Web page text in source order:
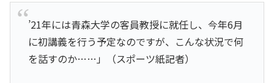
’21年には青森大学の客員教授に就任し、今年6月
に初講義を行う予定なのですが、こんな状況で何
を話すのか……」（スポーツ紙記者）